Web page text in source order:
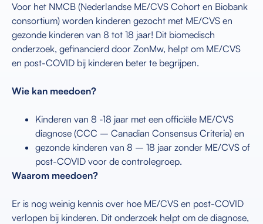
Voor het NMCB (Nederlandse ME/CVS Cohort en Biobank
consortium) worden kinderen gezocht met ME/CVS en
gezonde kinderen van 8 tot 18 jaar! Dit biomedisch
onderzoek, gefinancierd door ZonMw, helpt om ME/CVS
en post-COVID bij kinderen beter te begrijpen.
Wie kan meedoen?
Kinderen van 8 -18 jaar met een officiële ME/CVS
diagnose (CCC – Canadian Consensus Criteria) en
gezonde kinderen van 8 – 18 jaar zonder ME/CVS of
post-COVID voor de controlegroep.
Waarom meedoen?
Er is nog weinig kennis over hoe ME/CVS en post-COVID
verlopen bij kinderen. Dit onderzoek helpt om de diagnose,